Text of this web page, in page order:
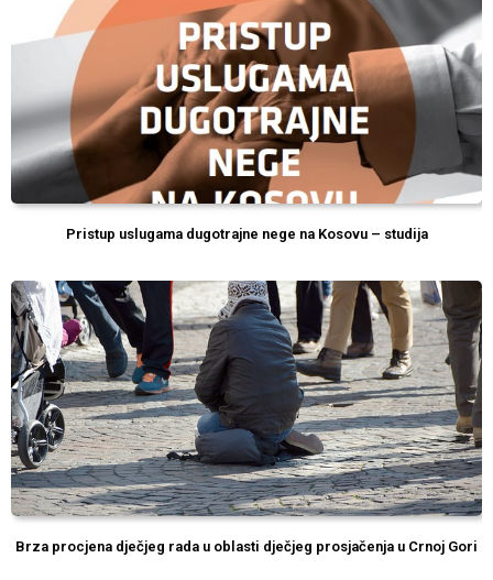
Pristup uslugama dugotrajne nege na Kosovu – studija
Brza procjena dječjeg rada u oblasti dječjeg prosjačenja u Crnoj Gori